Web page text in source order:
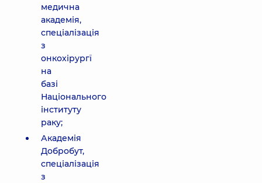
медична
академія,
спеціалізація
з
онкохірургї
на
базі
Національного
інституту
раку;
Академія
Добробут,
спеціалізація
з